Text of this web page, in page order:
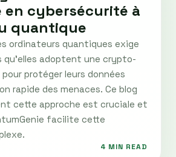
en cybersécurité à
quantique
ordinateurs quantiques exige
qu'elles adoptent une crypto-
protéger leurs données
rapide des menaces. Ce blog
cette approche est cruciale et
facilite cette
4 MIN READ